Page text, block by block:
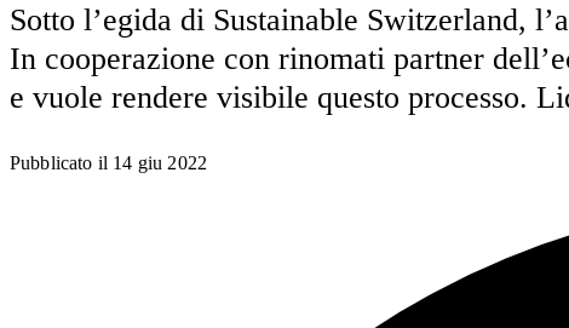
Sotto l’egida di Sustainable Switzerland,
In cooperazione con rinomati partner
e vuole rendere visibile questo processo.
Pubblicato il 14 giu 2022